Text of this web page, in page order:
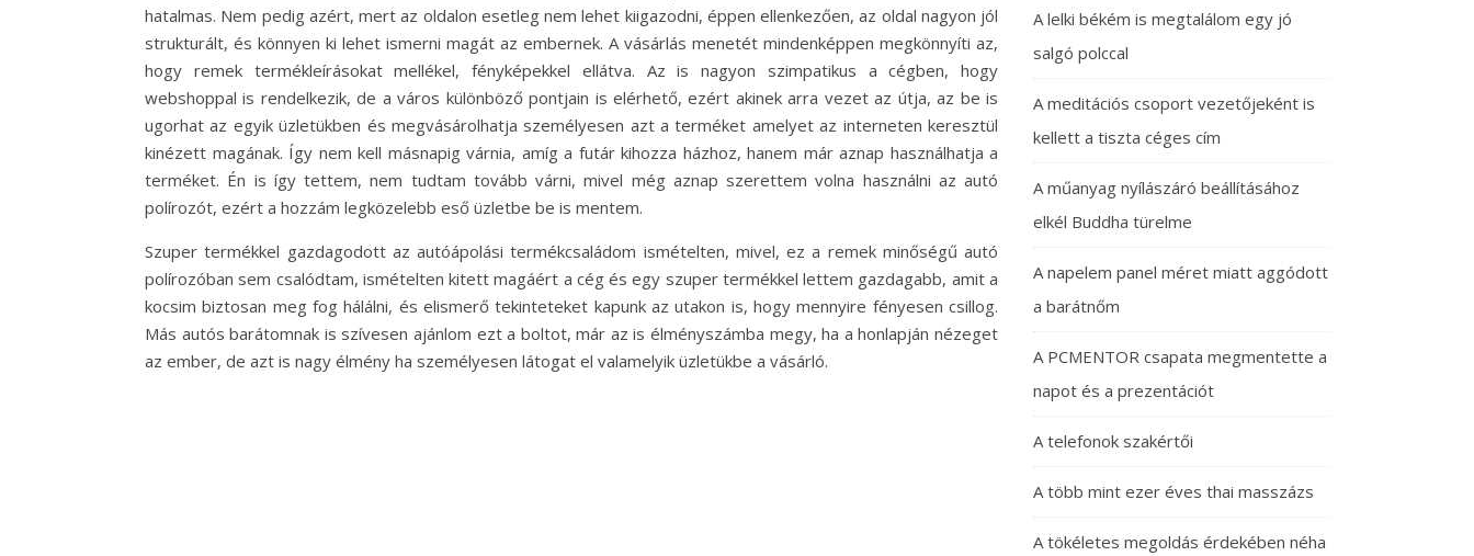
hatalmas. Nem pedig azért, mert az oldalon esetleg nem lehet kiigazodni, éppen ellenkezően, az oldal nagyon jól
strukturált, és könnyen ki lehet ismerni magát az embernek. A vásárlás menetét mindenképpen megkönnyíti az,
hogy remek termékleírásokat mellékel, fényképekkel ellátva. Az is nagyon szimpatikus a cégben, hogy
webshoppal is rendelkezik, de a város különböző pontjain is elérhető, ezért akinek arra vezet az útja, az be is
ugorhat az egyik üzletükben és megvásárolhatja személyesen azt a terméket amelyet az interneten keresztül
kinézett magának. Így nem kell másnapig várnia, amíg a futár kihozza házhoz, hanem már aznap használhatja a
terméket. Én is így tettem, nem tudtam tovább várni, mivel még aznap szerettem volna használni az autó
polírozót, ezért a hozzám legközelebb eső üzletbe be is mentem.
Szuper termékkel gazdagodott az autóápolási termékcsaládom ismételten, mivel, ez a remek minőségű autó
polírozóban sem csalódtam, ismételten kitett magáért a cég és egy szuper termékkel lettem gazdagabb, amit a
kocsim biztosan meg fog hálálni, és elismerő tekinteteket kapunk az utakon is, hogy mennyire fényesen csillog.
Más autós barátomnak is szívesen ajánlom ezt a boltot, már az is élményszámba megy, ha a honlapján nézeget
az ember, de azt is nagy élmény ha személyesen látogat el valamelyik üzletükbe a vásárló.
A lelki békém is megtalálom egy jó
salgó polccal
A meditációs csoport vezetőjeként is
kellett a tiszta céges cím
A műanyag nyílászáró beállításához
elkél Buddha türelme
A napelem panel méret miatt aggódott
a barátnőm
A PCMENTOR csapata megmentette a
napot és a prezentációt
A telefonok szakértői
A több mint ezer éves thai masszázs
A tökéletes megoldás érdekében néha